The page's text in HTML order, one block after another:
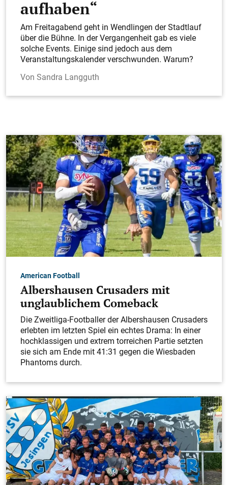
& Party
es am Dienstagnachmittag in Nürtingen nicht zu
einem Zug gekommen ist.
Kirchheim
Hose samt Schlüssel bei Verabredung
geraubt
Zeugen und Hinweise zu einem Raubdelikt, das sich
am Sonntagabend im Bereich eines
Wanderparkplatzes hinter dem Waldfriedhof an der
Kriminalpolizeidirektion Esslingen.
Esslingen
Rücknahme der
Öffentlichkeitsfahndung nach 12-
jährigem Jungen
aufhaben“
Am Freitagabend geht in Wendlingen der Stadtlauf
über die Bühne. In der Vergangenheit gab es viele
solche Events. Einige sind jedoch aus dem
Veranstaltungskalender verschwunden. Warum?
Sandra Langguth
American Football
Albershausen Crusaders mit
unglaublichem Comeback
Die Zweitliga-Footballer der Albershausen Crusaders
erlebten im letzten Spiel ein echtes Drama: In einer
hochklassigen und extrem torreichen Partie setzten
sie sich am Ende mit 41:31 gegen die Wiesbaden
Phantoms durch.